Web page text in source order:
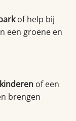
of help bij
een groene en
of een
brengen